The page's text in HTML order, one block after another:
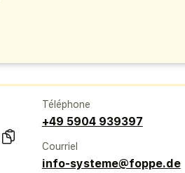
Téléphone
+49 5904 939397
Courriel
info-systeme@foppe.de